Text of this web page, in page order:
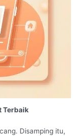
Terbaik
Disamping itu,